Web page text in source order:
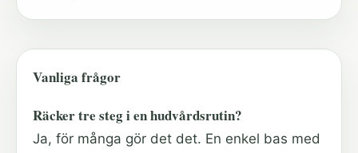
Vanliga frågor
Räcker tre steg i en hudvårdsrutin?
Ja, för många gör det det. En enkel bas med